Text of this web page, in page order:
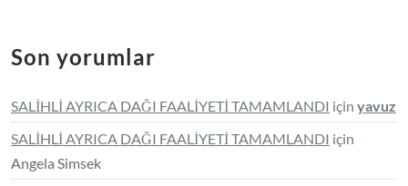
Son yorumlar
SALİHLİ AYRICA DAĞI FAALİYETİ TAMAMLANDI için yavuz
SALİHLİ AYRICA DAĞI FAALİYETİ TAMAMLANDI için
Angela Simsek